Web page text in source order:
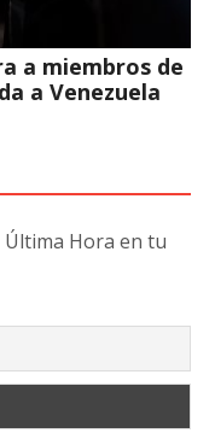
a miembros de
a Venezuela
Última Hora en tu